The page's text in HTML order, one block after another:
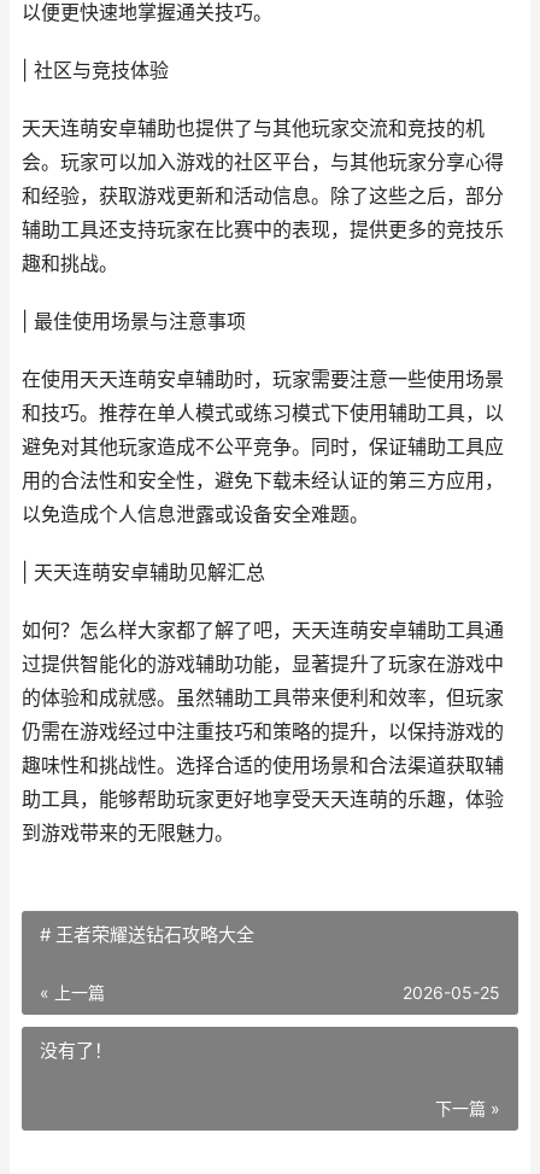
以便更快速地掌握通关技巧。
| 社区与竞技体验
天天连萌安卓辅助也提供了与其他玩家交流和竞技的机
会。玩家可以加入游戏的社区平台，与其他玩家分享心得
和经验，获取游戏更新和活动信息。除了这些之后，部分
辅助工具还支持玩家在比赛中的表现，提供更多的竞技乐
趣和挑战。
| 最佳使用场景与注意事项
在使用天天连萌安卓辅助时，玩家需要注意一些使用场景
和技巧。推荐在单人模式或练习模式下使用辅助工具，以
避免对其他玩家造成不公平竞争。同时，保证辅助工具应
用的合法性和安全性，避免下载未经认证的第三方应用，
以免造成个人信息泄露或设备安全难题。
| 天天连萌安卓辅助见解汇总
如何？怎么样大家都了解了吧，天天连萌安卓辅助工具通
过提供智能化的游戏辅助功能，显著提升了玩家在游戏中
的体验和成就感。虽然辅助工具带来便利和效率，但玩家
仍需在游戏经过中注重技巧和策略的提升，以保持游戏的
趣味性和挑战性。选择合适的使用场景和合法渠道获取辅
助工具，能够帮助玩家更好地享受天天连萌的乐趣，体验
到游戏带来的无限魅力。
# 王者荣耀送钻石攻略大全
« 上一篇 2026-05-25
没有了！
下一篇 »